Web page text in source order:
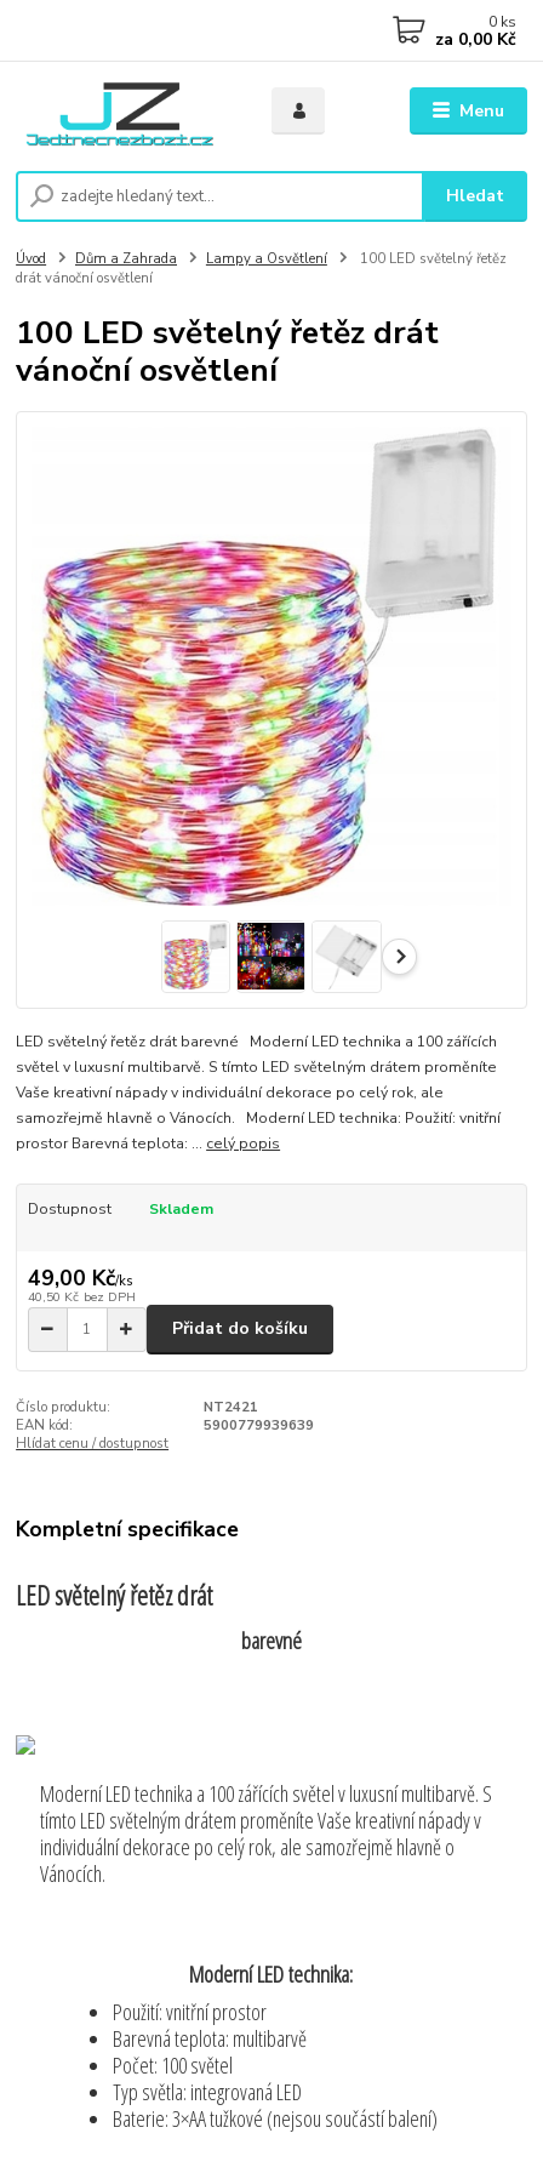
Menu
Hledat
0 ks
za 0,00 Kč
Úvod Dům a Zahrada Lampy a Osvětlení
100 LED světelný řetěz
drát vánoční osvětlení
100 LED světelný řetěz drát
vánoční osvětlení
LED světelný řetěz drát barevné Moderní LED technika a 100 zářících
světel v luxusní multibarvě. S tímto LED světelným drátem proměníte
Vaše kreativní nápady v individuální dekorace po celý rok, ale
samozřejmě hlavně o Vánocích. Moderní LED technika: Použití: vnitřní
prostor Barevná teplota: ... celý popis
Dostupnost Skladem
49,00 Kč/ks
40,50 Kč bez DPH
Přidat do košíku
Číslo produktu:
NT2421
EAN kód:
5900779939639
Hlídat cenu / dostupnost
Kompletní specifikace
LED světelný řetěz drát
barevné
Moderní LED technika a 100 zářících světel v luxusní multibarvě. S
tímto LED světelným drátem proměníte Vaše kreativní nápady v
individuální dekorace po celý rok, ale samozřejmě hlavně o
Vánocích.
Moderní LED technika:
Použití: vnitřní prostor
Barevná teplota: multibarvě
Počet: 100 světel
Typ světla: integrovaná LED
Baterie: 3×AA tužkové (nejsou součástí balení)